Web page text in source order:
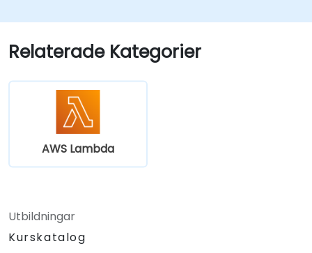
prestanda och kostnadseffektivitet.
Relaterade Kategorier
AWS Lambda
Utbildningar
Kurskatalog